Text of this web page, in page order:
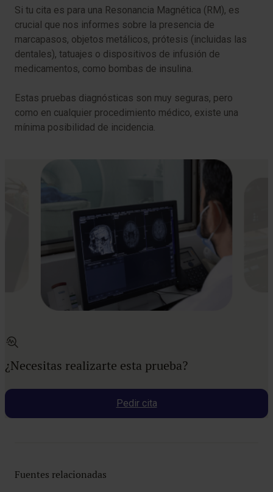
Si tu cita es para una Resonancia Magnética (RM), es
crucial que nos informes sobre la presencia de
marcapasos, objetos metálicos, prótesis (incluidas las
dentales), tatuajes o dispositivos de infusión de
medicamentos, como bombas de insulina.
Estas pruebas diagnósticas son muy seguras, pero
como en cualquier procedimiento médico, existe una
mínima posibilidad de incidencia.
¿Necesitas realizarte esta prueba?
Pedir cita
Fuentes relacionadas